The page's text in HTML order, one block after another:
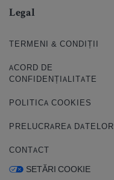
Legal
TERMENI & CONDIȚII
ACORD DE
CONFIDENȚIALITATE
POLITICA COOKIES
PRELUCRAREA DATELOR
CONTACT
SETĂRI COOKIE